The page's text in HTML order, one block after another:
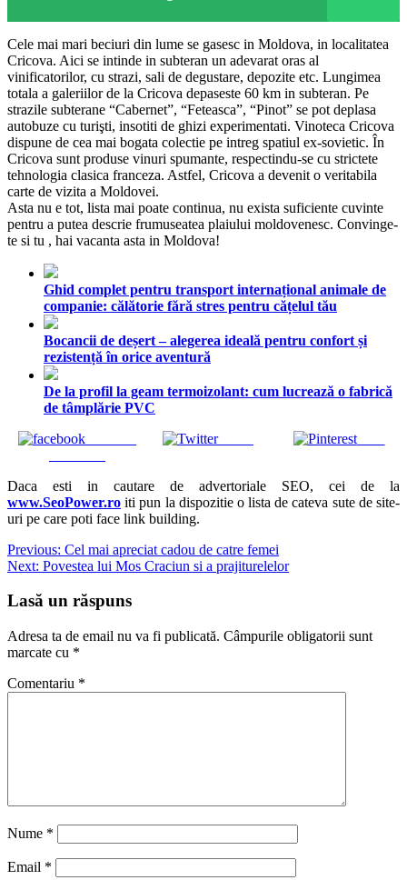
Cele mai mari beciuri din lume se gasesc in Moldova, in localitatea
Cricova. Aici se intinde in subteran un adevarat oras al
vinificatorilor, cu strazi, sali de degustare, depozite etc. Lungimea
totala a galeriilor de la Cricova depaseste 60 km in subteran. Pe
strazile subterane “Cabernet”, “Feteasca”, “Pinot” se pot deplasa
autobuze cu turişti, insotiti de ghizi experimentati. Vinoteca Cricova
dispune de cea mai bogata colectie pe intreg spatiul ex-sovietic. În
Cricova sunt produse vinuri spumante, respectindu-se cu strictete
tehnologia clasica franceza. Astfel, Cricova a devenit o veritabila
carte de vizita a Moldovei.
Asta nu e tot, lista mai poate continua, nu exista suficiente cuvinte
pentru a putea descrie frumuseatea plaiului moldovenesc. Convinge-
te si tu , hai vacanta asta in Moldova!
Ghid complet pentru transport internațional animale de
companie: călătorie fără stres pentru cățelul tău
Bocancii de deșert – alegerea ideală pentru confort și
rezistență în orice aventură
De la profil la geam termoizolant: cum lucrează o fabrică
de tâmplărie PVC
Tweet Save
Daca esti in cautare de advertoriale SEO, cei de la
www.SeoPower.ro iti pun la dispozitie o lista de cateva sute de site-
uri pe care poti face link building.
Navigare
în
articole
Previous: Cel mai apreciat cadou de catre femei
Next: Povestea lui Mos Craciun si a prajiturelelor
Lasă un răspuns
Adresa ta de email nu va fi publicată. Câmpurile obligatorii sunt
marcate cu *
Comentariu *
Nume *
Email *